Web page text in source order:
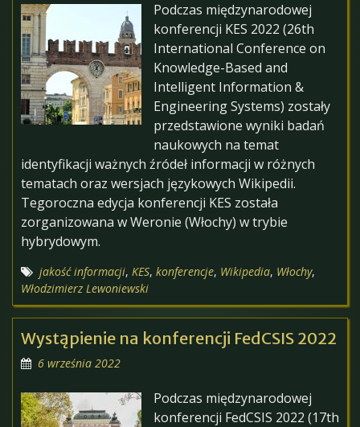
Podczas międzynarodowej
konferencji KES 2022 (26th
International Conference on
Knowledge-Based and
Intelligent Information &
Engineering Systems) zostały
przedstawione wyniki badań
naukowych na temat
identyfikacji ważnych źródeł informacji w różnych
tematach oraz wersjach językowych Wikipedii.
Tegoroczna edycja konferencji KES została
zorganizowana w Weronie (Włochy) w trybie
hybrydowym.
jakość informacji, KES, konferencje, Wikipedia, Włochy,
Włodzimierz Lewoniewski
Wystąpienie na konferencji FedCSIS 2022
6 września 2022
Podczas międzynarodowej
konferencji FedCSIS 2022 (17th